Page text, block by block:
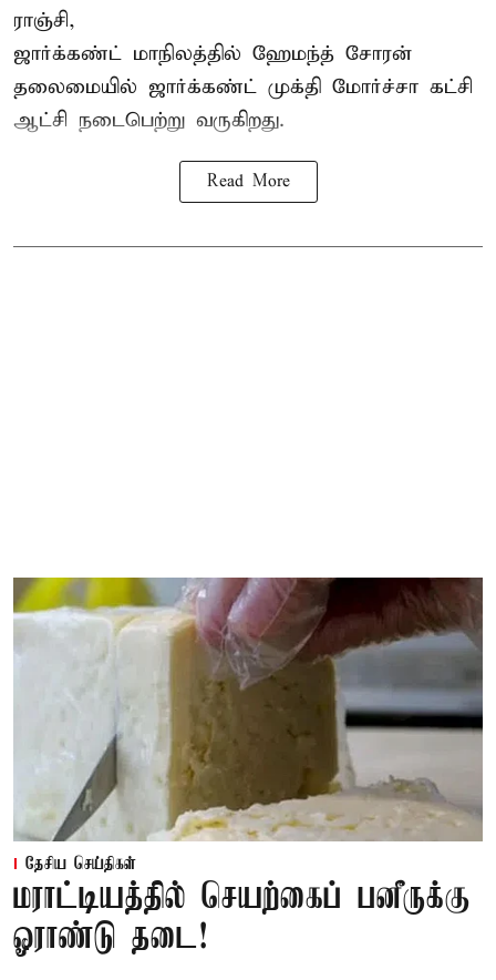
ராஞ்சி,
ஜார்க்கண்ட் மாநிலத்தில் ஹேமந்த் சோரன்
தலைமையில் ஜார்க்கண்ட் முக்தி மோர்ச்சா கட்சி
ஆட்சி நடைபெற்று வருகிறது.
Read More
தேசிய செய்திகள்
மராட்டியத்தில் செயற்கைப் பனீருக்கு
ஓராண்டு தடை!